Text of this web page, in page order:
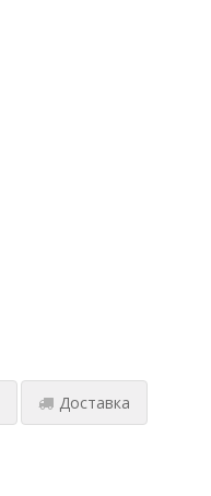
Доставка